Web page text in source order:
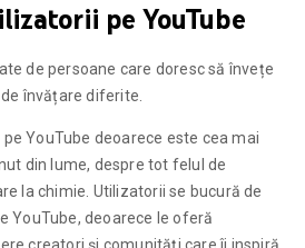
pe YouTube
de persoane care doresc să învețe
învățare diferite.
YouTube deoarece este cea mai
din lume, despre tot felul de
la chimie. Utilizatorii se bucură de
YouTube, deoarece le oferă